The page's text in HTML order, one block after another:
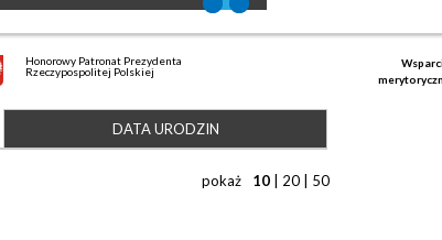
Honorowy Patronat Prezydenta
Rzeczypospolitej Polskiej
DATA URODZIN
pokaż 10 20 50